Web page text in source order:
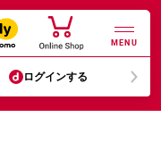
MENU
ログインする